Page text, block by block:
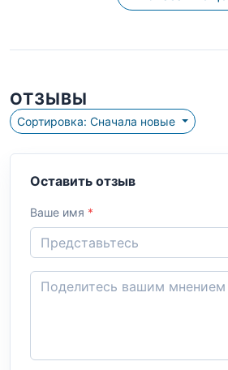
ОТЗЫВЫ
Сортировка: Сначала новые
Оставить отзыв
Ваше имя *